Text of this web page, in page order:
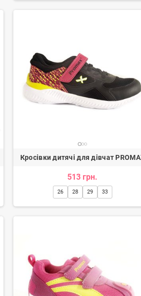
Туфлі жіночі
Кросівки дитячі для дівчат
513 грн.
26 28 29 33